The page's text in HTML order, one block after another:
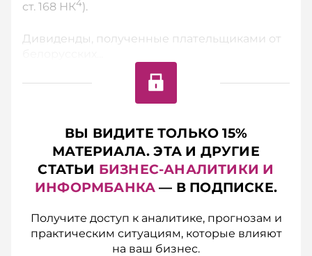
ст. 168 НК4).
Дивиденды, полученные плательщиками от
ВЫ ВИДИТЕ ТОЛЬКО 15%
МАТЕРИАЛА. ЭТА И ДРУГИЕ
СТАТЬИ БИЗНЕС-АНАЛИТИКИ И
ИНФОРМБАНКА — В ПОДПИСКЕ.
Получите доступ к аналитике, прогнозам и
практическим ситуациям, которые влияют
на ваш бизнес.